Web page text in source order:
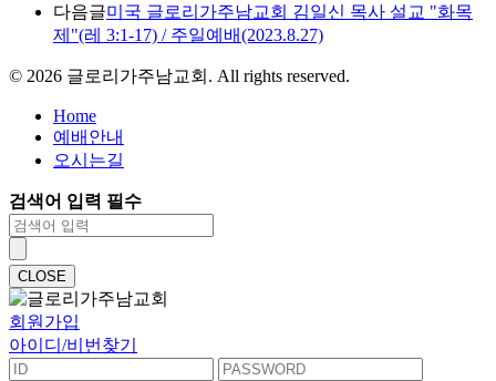
다음글미국 글로리가주남교회 김일신 목사 설교 "화목
제"(레 3:1-17) / 주일예배(2023.8.27)
© 2026 글로리가주남교회. All rights reserved.
Home
예배안내
오시는길
검색어 입력 필수
CLOSE
회원가입
아이디/비번찾기